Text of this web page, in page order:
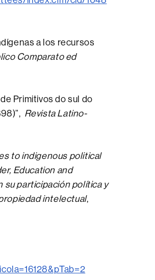
a los recursos
Comparato ed
Primitivos do sul do
Revista Latino-
to indigenous political
Education and
su participación política y
intelectual,